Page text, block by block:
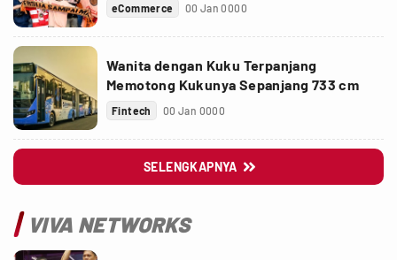
eCommerce 00 Jan 0000
Wanita dengan Kuku Terpanjang
Memotong Kukunya Sepanjang 733 cm
Fintech 00 Jan 0000
SELENGKAPNYA 
VIVA NETWORKS